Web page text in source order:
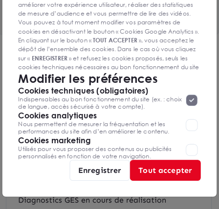
Voir le tableau complet
DPE & GES
Diagnostic de performance énergétique
Diagnostics DPE en cours de réalisation
Indice d'émission de gaz à effet de serre
Diagnostics GES en cours de réalisation
améliorer votre expérience utilisateur, réaliser des statistiques
de mesure d’audience et vous permettre de lire des vidéos.
Vous pouvez à tout moment modifier vos paramètres de
cookies en désactivant le bouton « Cookies Google Analytics ».
En cliquant sur le bouton «TOUT ACCEPTER», vous acceptez le
dépôt de l’ensemble des cookies. Dans le cas où vous cliquez
sur « ENREGISTRER» et refusez les cookies proposés, seuls les
cookies techniques nécessaires au bon fonctionnement du site
seront déposés. Pour plus d’informations, vous pouvez consulter
«Protection des données à caractère
personnel ».Lorsque vous naviguez sur notre site internet, il
peut être amenée à déposer des cookies. Vous avez la
possibilité de désactiver les cookies, ces réglages ne seront
valables que sur le navigateur que vous utilisez actuellement
Modifier les préférences
Cookies techniques (obligatoires)
Indispensables au bon fonctionnement du site (ex. : choix
de langue, accès sécurisé à votre compte).
Cookies analytiques
Nous permettent de mesurer la fréquentation et les
performances du site afin d’en améliorer le contenu.
Cookies marketing
Utilisés pour vous proposer des contenus ou publicités
personnalisés en fonction de votre navigation.
Enregistrer Tout accepter